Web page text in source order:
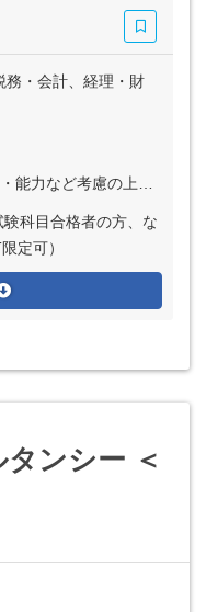
務・会計、経理・財
定いたします ※残業代は全額支給
科目合格者の方、な
定可）
ンシー ＜